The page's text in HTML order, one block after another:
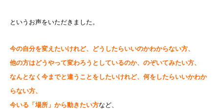
というお声をいただきました。
今の自分を変えたいけれど、どうしたらいいのかわからない方、
他の方はどうやって変わろうとしているのか、のぞいてみたい方、
なんとなく今までと違うことをしたいけれど、何をしたらいいかわか
らない方、
今いる「場所」から動きたい方など、